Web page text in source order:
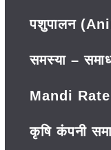
पशुपालन
समस्या –
Mandi Rate
कृषि कंपनी